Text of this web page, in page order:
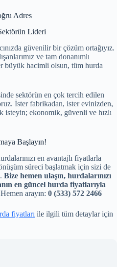
Adres
Lideri
güvenilir bir çözüm ortağıyız.
ve tam donanımlı
büyük hacimli olsun, tüm hurda
sektörün en çok tercih edilen
İster fabrikadan, ister evinizden,
isteyin; ekonomik, güvenli ve hızlı
Başlayın!
en avantajlı fiyatlarla
süreci başlatmak için sizi de
Bize hemen ulaşın, hurdalarınızı
en güncel hurda fiyatlarıyla
arayın: 0 (533) 572 2466
fiyatları ile ilgili tüm detaylar için